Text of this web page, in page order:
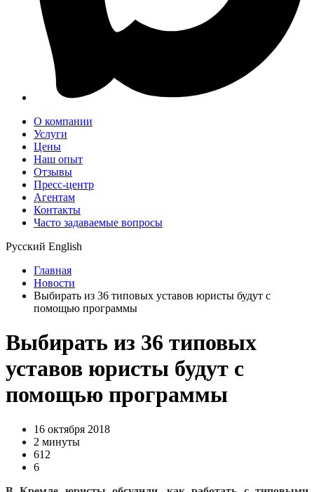
О компании
Услуги
Цены
Наш опыт
Отзывы
Пресс-центр
Агентам
Контакты
Часто задаваемые вопросы
Русский English
Главная
Новости
Выбирать из 36 типовых уставов юристы будут с
помощью программы
Выбирать из 36 типовых
уставов юристы будут с
помощью программы
16 октября 2018
2 минуты
612
6